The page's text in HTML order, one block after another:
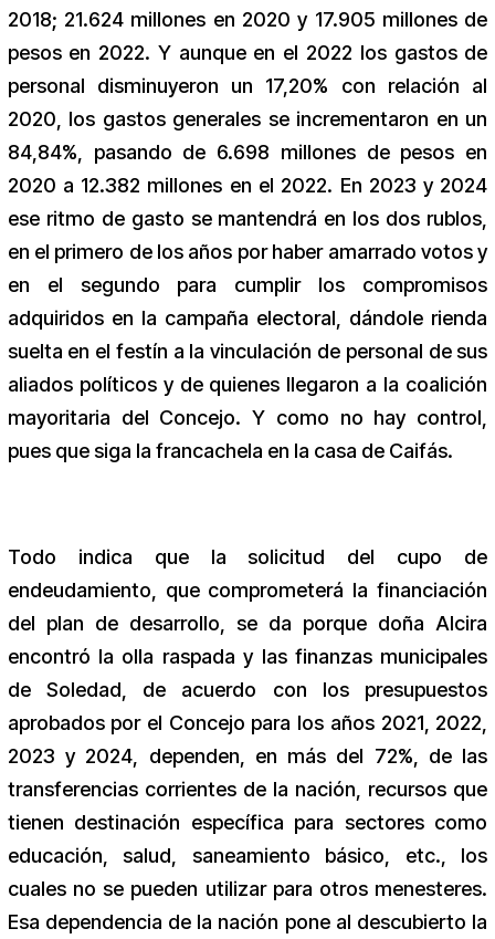
2018; 21.624 millones en 2020 y 17.905 millones de
pesos en 2022. Y aunque en el 2022 los gastos de
personal disminuyeron un 17,20% con relación al
2020, los gastos generales se incrementaron en un
84,84%, pasando de 6.698 millones de pesos en
2020 a 12.382 millones en el 2022. En 2023 y 2024
ese ritmo de gasto se mantendrá en los dos rublos,
en el primero de los años por haber amarrado votos y
en el segundo para cumplir los compromisos
adquiridos en la campaña electoral, dándole rienda
suelta en el festín a la vinculación de personal de sus
aliados políticos y de quienes llegaron a la coalición
mayoritaria del Concejo. Y como no hay control,
pues que siga la francachela en la casa de Caifás.
Todo indica que la solicitud del cupo de
endeudamiento, que comprometerá la financiación
del plan de desarrollo, se da porque doña Alcira
encontró la olla raspada y las finanzas municipales
de Soledad, de acuerdo con los presupuestos
aprobados por el Concejo para los años 2021, 2022,
2023 y 2024, dependen, en más del 72%, de las
transferencias corrientes de la nación, recursos que
tienen destinación específica para sectores como
educación, salud, saneamiento básico, etc., los
cuales no se pueden utilizar para otros menesteres.
Esa dependencia de la nación pone al descubierto la